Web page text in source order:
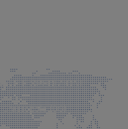
E SPEDIZIONI
(BG)